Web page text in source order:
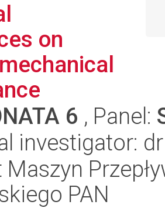
on
6 , Panel:
investigator:
Maszyn
PAN